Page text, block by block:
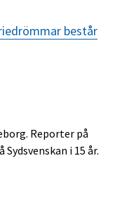
består
Reporter på
i 15 år.